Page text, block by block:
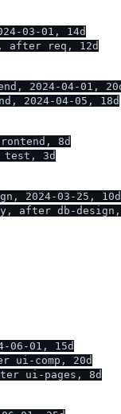
03-01, 14d
after req, 12d
2024-04-01,
2024-04-05, 18d
8d
test, 3d
2024-03-25, 10d
06-01, 15d
ui-comp, 20d
ui-pages, 8d